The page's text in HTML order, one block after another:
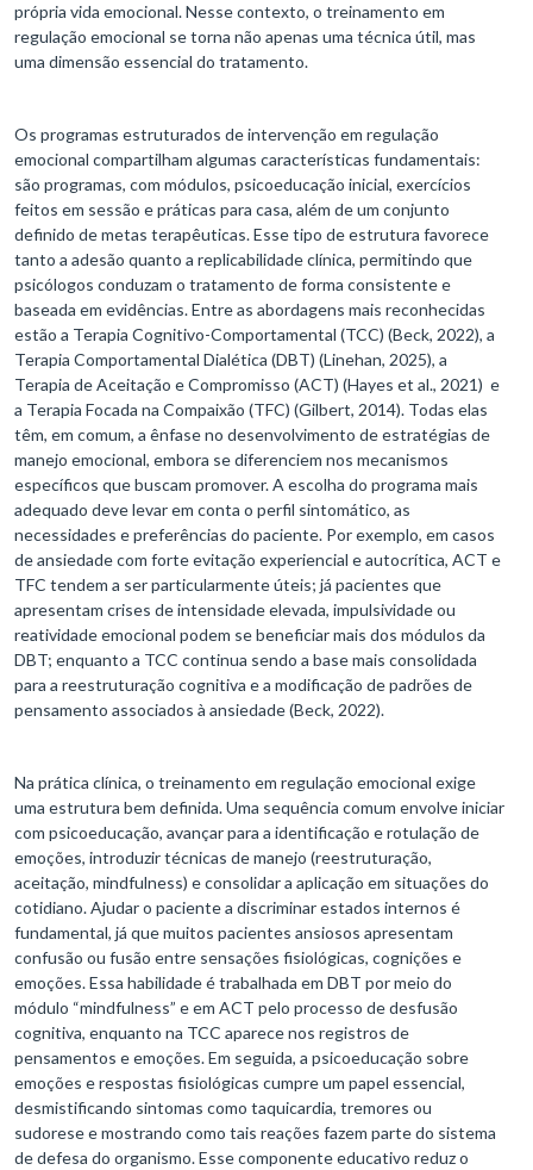
própria vida emocional. Nesse contexto, o treinamento em
regulação emocional se torna não apenas uma técnica útil, mas
uma dimensão essencial do tratamento.
Os programas estruturados de intervenção em regulação
emocional compartilham algumas características fundamentais:
são programas, com módulos, psicoeducação inicial, exercícios
feitos em sessão e práticas para casa, além de um conjunto
definido de metas terapêuticas. Esse tipo de estrutura favorece
tanto a adesão quanto a replicabilidade clínica, permitindo que
psicólogos conduzam o tratamento de forma consistente e
baseada em evidências. Entre as abordagens mais reconhecidas
estão a Terapia Cognitivo-Comportamental (TCC) (Beck, 2022), a
Terapia Comportamental Dialética (DBT) (Linehan, 2025), a
Terapia de Aceitação e Compromisso (ACT) (Hayes et al., 2021) e
a Terapia Focada na Compaixão (TFC) (Gilbert, 2014). Todas elas
têm, em comum, a ênfase no desenvolvimento de estratégias de
manejo emocional, embora se diferenciem nos mecanismos
específicos que buscam promover. A escolha do programa mais
adequado deve levar em conta o perfil sintomático, as
necessidades e preferências do paciente. Por exemplo, em casos
de ansiedade com forte evitação experiencial e autocrítica, ACT e
TFC tendem a ser particularmente úteis; já pacientes que
apresentam crises de intensidade elevada, impulsividade ou
reatividade emocional podem se beneficiar mais dos módulos da
DBT; enquanto a TCC continua sendo a base mais consolidada
para a reestruturação cognitiva e a modificação de padrões de
pensamento associados à ansiedade (Beck, 2022).
Na prática clínica, o treinamento em regulação emocional exige
uma estrutura bem definida. Uma sequência comum envolve iniciar
com psicoeducação, avançar para a identificação e rotulação de
emoções, introduzir técnicas de manejo (reestruturação,
aceitação, mindfulness) e consolidar a aplicação em situações do
cotidiano. Ajudar o paciente a discriminar estados internos é
fundamental, já que muitos pacientes ansiosos apresentam
confusão ou fusão entre sensações fisiológicas, cognições e
emoções. Essa habilidade é trabalhada em DBT por meio do
módulo “mindfulness” e em ACT pelo processo de desfusão
cognitiva, enquanto na TCC aparece nos registros de
pensamentos e emoções. Em seguida, a psicoeducação sobre
emoções e respostas fisiológicas cumpre um papel essencial,
desmistificando sintomas como taquicardia, tremores ou
sudorese e mostrando como tais reações fazem parte do sistema
de defesa do organismo. Esse componente educativo reduz o